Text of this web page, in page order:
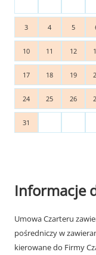
3 4 5
10 11 12
17 18 19
24 25 26
31
Informacje
Umowa Czarteru
pośredniczy w
kierowane do Firmy